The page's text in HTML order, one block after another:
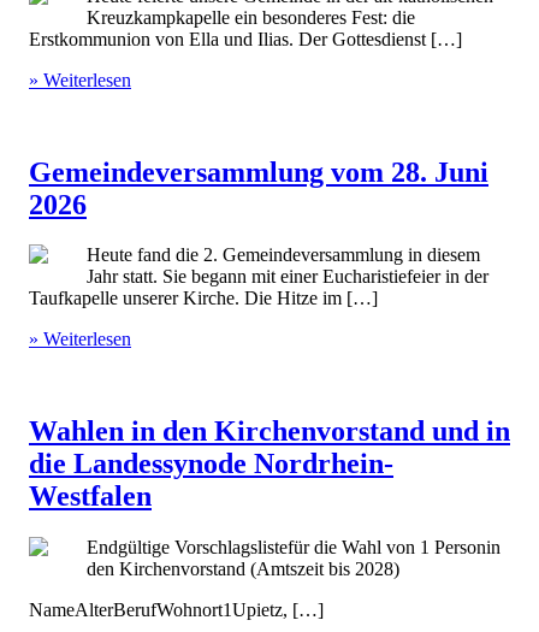
Kreuzkampkapelle ein besonderes Fest: die
Erstkommunion von Ella und Ilias. Der Gottesdienst […]
» Weiterlesen
Gemeindeversammlung vom 28. Juni
2026
Heute fand die 2. Gemeindeversammlung in diesem
Jahr statt. Sie begann mit einer Eucharistiefeier in der
Taufkapelle unserer Kirche. Die Hitze im […]
» Weiterlesen
Wahlen in den Kirchenvorstand und in
die Landessynode Nordrhein-
Westfalen
Endgültige Vorschlagslistefür die Wahl von 1 Personin
den Kirchenvorstand (Amtszeit bis 2028)
NameAlterBerufWohnort1Upietz, […]